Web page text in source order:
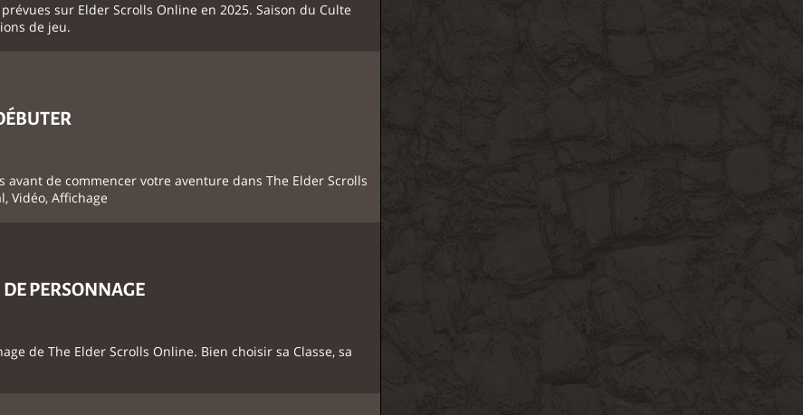
sur Elder Scrolls Online en 2025. Saison du Culte
de jeu.
avant de commencer votre aventure dans The Elder Scrolls
Vidéo, Affichage
DE PERSONNAGE
de The Elder Scrolls Online. Bien choisir sa Classe, sa